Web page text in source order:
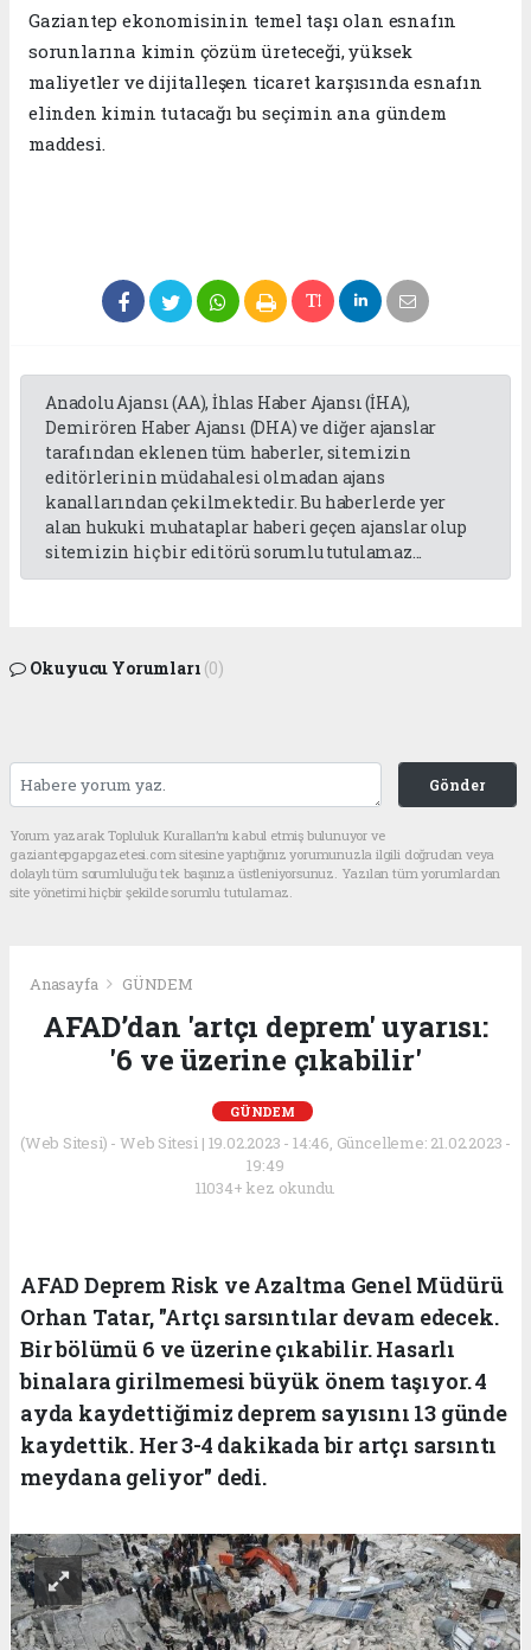
Gaziantep ekonomisinin temel taşı olan esnafın
sorunlarına kimin çözüm üreteceği, yüksek
maliyetler ve dijitalleşen ticaret karşısında esnafın
elinden kimin tutacağı bu seçimin ana gündem
maddesi.
Anadolu Ajansı (AA), İhlas Haber Ajansı (İHA),
Demirören Haber Ajansı (DHA) ve diğer ajanslar
tarafından eklenen tüm haberler, sitemizin
editörlerinin müdahalesi olmadan ajans
kanallarından çekilmektedir. Bu haberlerde yer
alan hukuki muhataplar haberi geçen ajanslar olup
sitemizin hiç bir editörü sorumlu tutulamaz...
Okuyucu Yorumları (0)
Gönder
Yorum yazarak Topluluk Kuralları’nı kabul etmiş bulunuyor ve
gaziantepgapgazetesi.com sitesine yaptığınız yorumunuzla ilgili doğrudan veya
dolaylı tüm sorumluluğu tek başınıza üstleniyorsunuz. Yazılan tüm yorumlardan
site yönetimi hiçbir şekilde sorumlu tutulamaz.
Anasayfa GÜNDEM
AFAD’dan 'artçı deprem' uyarısı:
'6 ve üzerine çıkabilir'
GÜNDEM
(Web Sitesi) - Web Sitesi | 19.02.2023 - 14:46, Güncelleme: 21.02.2023 -
19:49
11034+ kez okundu.
AFAD Deprem Risk ve Azaltma Genel Müdürü
Orhan Tatar, "Artçı sarsıntılar devam edecek.
Bir bölümü 6 ve üzerine çıkabilir. Hasarlı
binalara girilmemesi büyük önem taşıyor. 4
ayda kaydettiğimiz deprem sayısını 13 günde
kaydettik. Her 3-4 dakikada bir artçı sarsıntı
meydana geliyor" dedi.